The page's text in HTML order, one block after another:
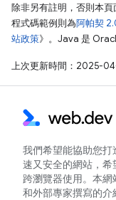
除非另有註明，否則本
程式碼範例則為阿帕契
站政策》。Java 是
上次更新時間：2025-
我們希望能協助您
速又安全的網站，
跨瀏覽器使用。本
和外部專家撰寫的